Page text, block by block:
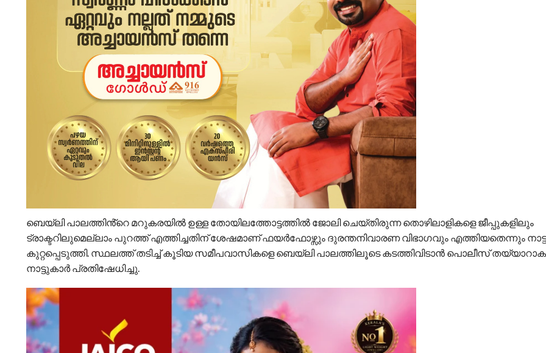
ബെയ്‌ലി പാലത്തിൻ്റെ മറുകരയിൽ ഉള്ള തോയിലത്തോട്ടത്തിൽ ജോലി ചെയ്തിരുന്ന തൊഴിലാളികളെ ജീപ്പുകളിലും
ട്രാക്ടറിലുമെല്ലാം പുറത്ത് എത്തിച്ചതിന് ശേഷമാണ് ഫയർഫോഴ്സും ദുരന്തനിവാരണ വിഭാഗവും എത്തിയതെന്നും
കുറ്റപ്പെടുത്തി. സ്ഥലത്ത് തടിച്ച് കൂടിയ സമീപവാസികളെ ബെയ്‌ലി പാലത്തിലൂടെ കടത്തിവിടാൻ പൊലീസ്
നാട്ടുകാർ പ്രതിഷേധിച്ചു.